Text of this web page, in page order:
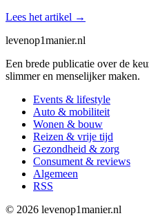
Lees het artikel →
levenop1manier.nl
Een brede publicatie over de
slimmer en menselijker maken.
Events & lifestyle
Auto & mobiliteit
Wonen & bouw
Reizen & vrije tijd
Gezondheid & zorg
Consument & reviews
Algemeen
RSS
© 2026 levenop1manier.nl